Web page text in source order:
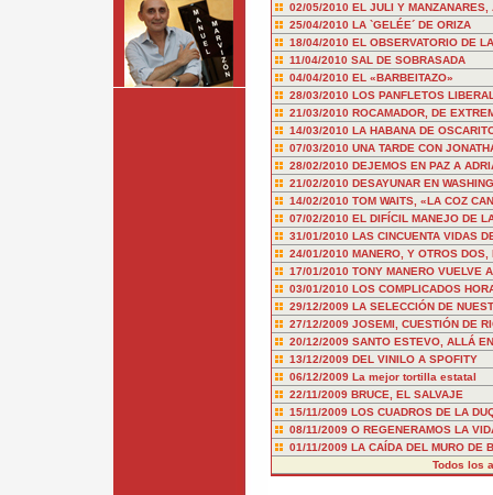
02/05/2010 EL JULI Y
25/04/2010 LA `GELÉE´ DE ORIZA
18/04/2010 EL OBSERVATORIO DE
11/04/2010 SAL DE SOBRASADA
04/04/2010 EL «BARBEITAZO»
28/03/2010 LOS PANFLETOS
21/03/2010 ROCAMADOR, DE
14/03/2010 LA HABANA DE
07/03/2010 UNA TARDE CON
28/02/2010 DEJEMOS EN PAZ A
21/02/2010 DESAYUNAR EN
14/02/2010 TOM WAITS, «LA COZ
07/02/2010 EL DIFÍCIL MANEJO DE
31/01/2010 LAS CINCUENTA VIDAS
24/01/2010 MANERO, Y OTROS DOS,
17/01/2010 TONY MANERO VUELVE
03/01/2010 LOS COMPLICADOS
29/12/2009 LA SELECCIÓN DE
27/12/2009 JOSEMI, CUESTIÓN DE
20/12/2009 SANTO ESTEVO, ALLÁ
13/12/2009 DEL VINILO A SPOFITY
06/12/2009 La mejor tortilla estatal
22/11/2009 BRUCE, EL SALVAJE
15/11/2009 LOS CUADROS DE LA
08/11/2009 O REGENERAMOS LA
01/11/2009 LA CAÍDA DEL MURO DE
Todos los